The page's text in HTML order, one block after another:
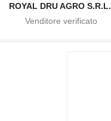
ROYAL DRU AGRO S.R.L.